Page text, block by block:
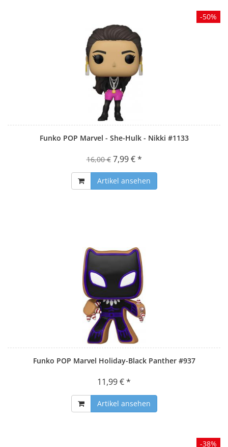
Funko POP Marvel - She-Hulk - Nikki #1133
16,00 € 7,99 € *
Artikel ansehen
-50%
Funko POP Marvel Holiday-Black Panther #937
11,99 € *
Artikel ansehen
-38%